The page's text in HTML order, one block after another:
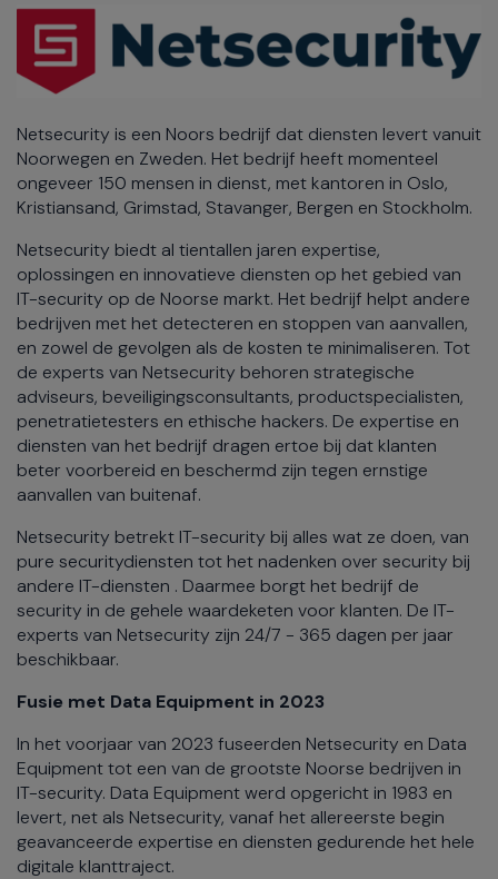
Netsecurity is een Noors bedrijf dat diensten levert vanuit
Noorwegen en Zweden. Het bedrijf heeft momenteel
ongeveer 150 mensen in dienst, met kantoren in Oslo,
Kristiansand, Grimstad, Stavanger, Bergen en Stockholm.
Netsecurity biedt al tientallen jaren expertise,
oplossingen en innovatieve diensten op het gebied van
IT-security op de Noorse markt. Het bedrijf helpt andere
bedrijven met het detecteren en stoppen van aanvallen,
en zowel de gevolgen als de kosten te minimaliseren. Tot
de experts van Netsecurity behoren strategische
adviseurs, beveiligingsconsultants, productspecialisten,
penetratietesters en ethische hackers. De expertise en
diensten van het bedrijf dragen ertoe bij dat klanten
beter voorbereid en beschermd zijn tegen ernstige
aanvallen van buitenaf.
Netsecurity betrekt IT-security bij alles wat ze doen, van
pure securitydiensten tot het nadenken over security bij
andere IT-diensten . Daarmee borgt het bedrijf de
security in de gehele waardeketen voor klanten. De IT-
experts van Netsecurity zijn 24/7 - 365 dagen per jaar
beschikbaar.
Fusie met Data Equipment in 2023
In het voorjaar van 2023 fuseerden Netsecurity en Data
Equipment tot een van de grootste Noorse bedrijven in
IT-security. Data Equipment werd opgericht in 1983 en
levert, net als Netsecurity, vanaf het allereerste begin
geavanceerde expertise en diensten gedurende het hele
digitale klanttraject.